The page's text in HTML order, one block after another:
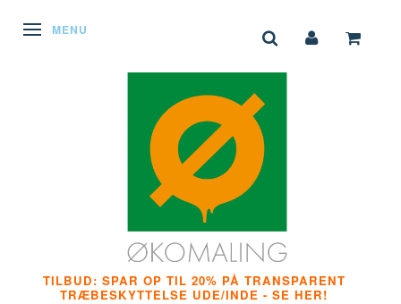
SKIFTE NAVIGATION
MENU
TILBUD: SPAR OP TIL 20% PÅ TRANSPARENT
TRÆBESKYTTELSE UDE/INDE - SE HER!